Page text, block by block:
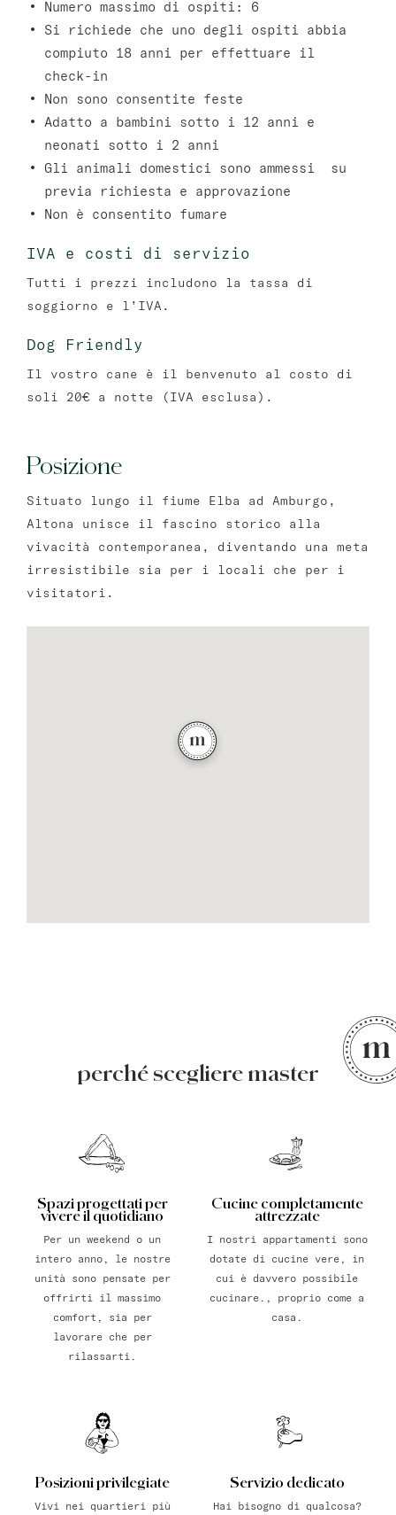
Numero massimo di ospiti: 6
Si richiede che uno degli ospiti abbia
compiuto 18 anni per effettuare il
check-in
Non sono consentite feste
Adatto a bambini sotto i 12 anni e
neonati sotto i 2 anni
Gli animali domestici sono ammessi su
previa richiesta e approvazione
Non è consentito fumare
IVA e costi di servizio
Tutti i prezzi includono la tassa di
soggiorno e l’IVA.
Dog Friendly
Il vostro cane è il benvenuto al costo di
soli 20€ a notte (IVA esclusa).
Posizione
Situato lungo il fiume Elba ad Amburgo,
Altona unisce il fascino storico alla
vivacità contemporanea, diventando una meta
irresistibile sia per i locali che per i
visitatori.
perché scegliere master
Spazi progettati per
vivere il quotidiano
Per un weekend o un
intero anno, le nostre
unità sono pensate per
offrirti il massimo
comfort, sia per
lavorare che per
rilassarti.
Cucine completamente
attrezzate
I nostri appartamenti sono
dotate di cucine vere, in
cui è davvero possibile
cucinare., proprio come a
casa.
Posizioni privilegiate
Vivi nei quartieri più
Servizio dedicato
Hai bisogno di qualcosa?